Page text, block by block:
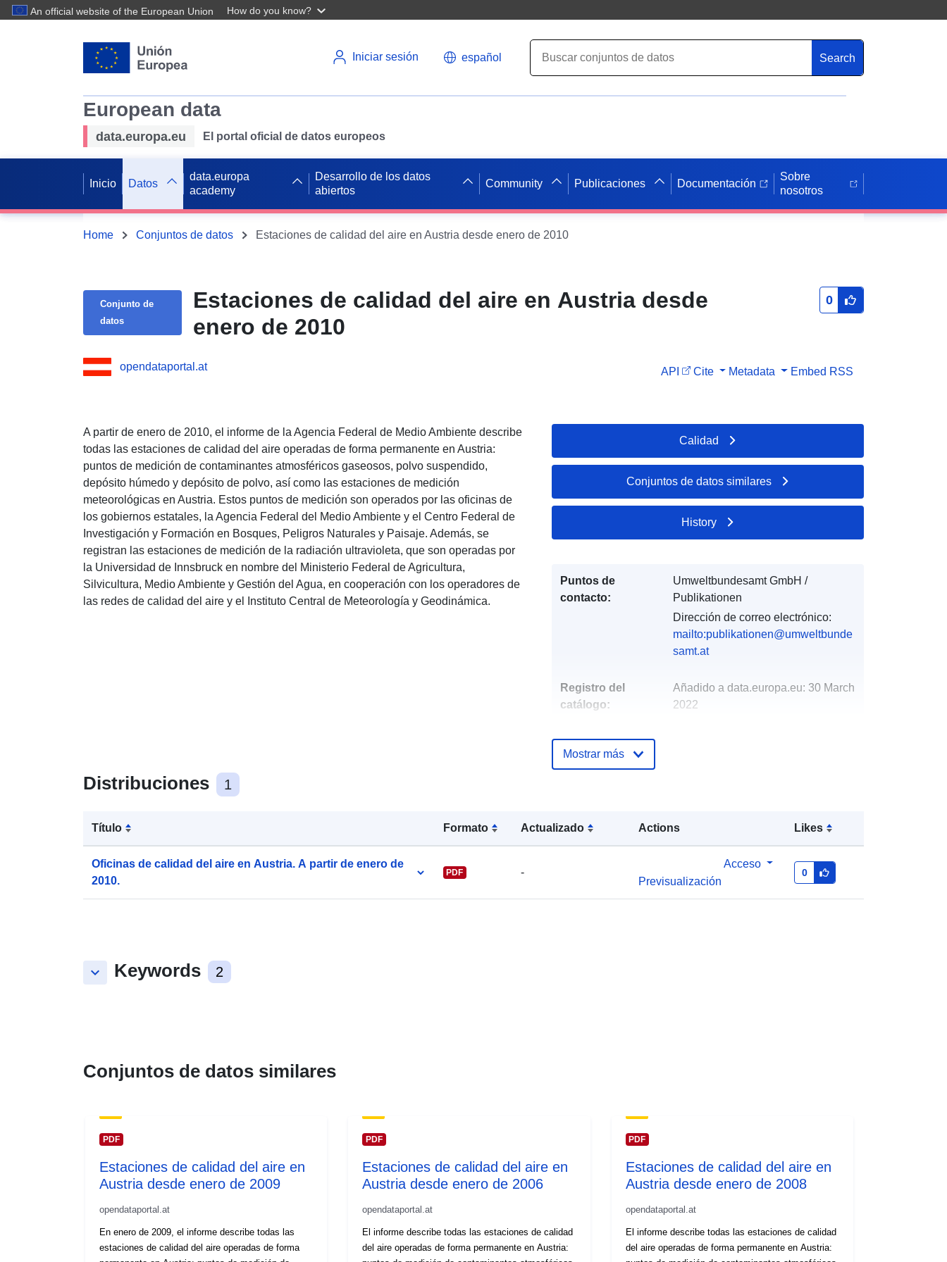
An official website of the European Union How do you know?
Iniciar sesión español Search
European data
data.europa.eu El portal oficial de datos europeos
Inicio Datos
data.europa
academy
Desarrollo de los datos
abiertos
Community Publicaciones Documentación
Sobre
nosotros
Home Conjuntos de datos Estaciones de calidad del aire en Austria desde enero de 2010
Conjunto de
datos
Estaciones de calidad del aire en Austria desde
enero de 2010
0
opendataportal.at API Cite Metadata Embed RSS
A partir de enero de 2010, el informe de la Agencia Federal de Medio Ambiente describe
todas las estaciones de calidad del aire operadas de forma permanente en Austria:
puntos de medición de contaminantes atmosféricos gaseosos, polvo suspendido,
depósito húmedo y depósito de polvo, así como las estaciones de medición
meteorológicas en Austria. Estos puntos de medición son operados por las oficinas de
los gobiernos estatales, la Agencia Federal del Medio Ambiente y el Centro Federal de
Investigación y Formación en Bosques, Peligros Naturales y Paisaje. Además, se
registran las estaciones de medición de la radiación ultravioleta, que son operadas por
la Universidad de Innsbruck en nombre del Ministerio Federal de Agricultura,
Silvicultura, Medio Ambiente y Gestión del Agua, en cooperación con los operadores de
las redes de calidad del aire y el Instituto Central de Meteorología y Geodinámica.
Distribuciones 1
Título Formato Actualizado Actions Likes
Oficinas de calidad del aire en Austria. A partir de enero de
2010.
PDF -
Acceso
Previsualización
0
keyboard_arrow_down Keywords 2
Calidad
Conjuntos de datos similares
History
Puntos de
contacto:
Umweltbundesamt GmbH /
Publikationen
Dirección de correo electrónico:
mailto:publikationen@umweltbunde
samt.at
Registro del
catálogo:
Añadido a data.europa.eu: 30 March
2022
Mostrar más
Conjuntos de datos similares
PDF
Estaciones de calidad del aire en
Austria desde enero de 2009
opendataportal.at
En enero de 2009, el informe describe todas las
estaciones de calidad del aire operadas de forma
PDF
Estaciones de calidad del aire en
Austria desde enero de 2006
opendataportal.at
El informe describe todas las estaciones de calidad
del aire operadas de forma permanente en Austria:
PDF
Estaciones de calidad del aire en
Austria desde enero de 2008
opendataportal.at
El informe describe todas las estaciones de calidad
del aire operadas de forma permanente en Austria: